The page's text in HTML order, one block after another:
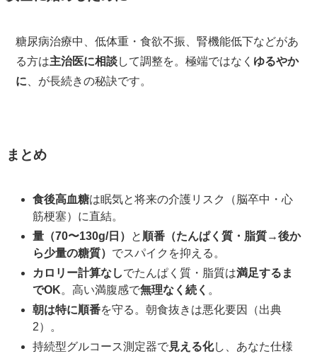
糖尿病治療中、低体重・食欲不振、腎機能低下などがあ
る方は主治医に相談して調整を。極端ではなく ゆるやか
に 、が長続きの秘訣です。
まとめ
食後高血糖は眠気と将来の介護リスク（脳卒中・心
筋梗塞）に直結。
量（70〜130g/日） と 順番（たんぱく質・脂質→後か
ら少量の糖質） でスパイクを抑える。
カロリー計算なしでたんぱく質・脂質は満足するま
でOK。高い満腹感で無理なく続く 。
朝は特に順番を守る。朝食抜きは悪化要因（出典
2）。
持続型グルコース測定器で見える化し、あなた仕様